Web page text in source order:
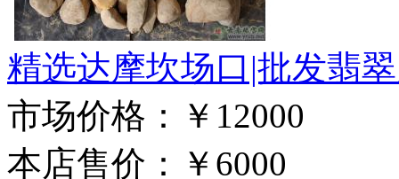
精选达摩坎场口|批发翡
市场价格：
￥12000
本店售价：
￥6000